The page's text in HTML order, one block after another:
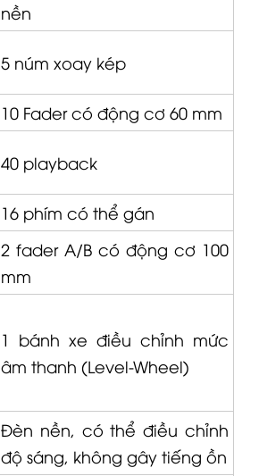
nền
5 núm xoay kép
10 Fadercó động cơ 60 mm
40 playback
16 phím có thể gán
2 fader A/B có động cơ 100
mm
1 bánh xe điều chỉnh mức
âm thanh (Level-Wheel)
Đèn nền, có thể điều chỉnh
độ sáng, không gây tiếng ồn